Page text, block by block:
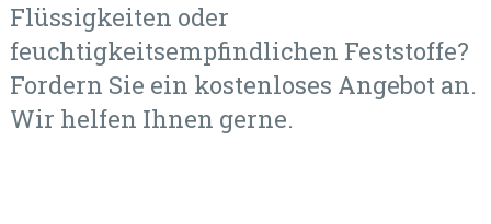
Flüssigkeiten oder
feuchtigkeitsempfindlichen Feststoffe?
Fordern Sie ein kostenloses Angebot an.
Wir helfen Ihnen gerne.